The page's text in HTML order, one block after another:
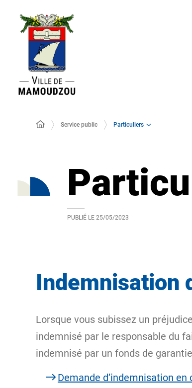
Service public Particuliers
PUBLIÉ LE 25/05/2023
Indemnisation
Lorsque vous subissez un
indemnisé par le responsable du
indemnisé par un fonds de
Demande d’indemnisation